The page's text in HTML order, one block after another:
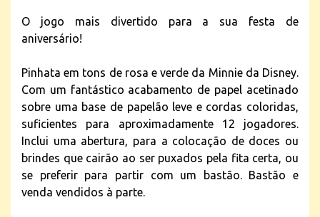
O jogo mais divertido para a sua festa de
aniversário!
Pinhata em tons de rosa e verde da Minnie da Disney.
Com um fantástico acabamento de papel acetinado
sobre uma base de papelão leve e cordas coloridas,
suficientes para aproximadamente 12 jogadores.
Inclui uma abertura, para a colocação de doces ou
brindes que cairão ao ser puxados pela fita certa, ou
se preferir para partir com um bastão. Bastão e
venda vendidos à parte.